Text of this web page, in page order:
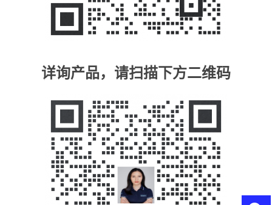
详询产品，请扫描下方二维码